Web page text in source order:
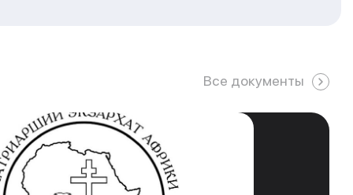
Все документы